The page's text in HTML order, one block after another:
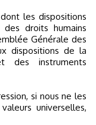
les dispositions
droits humains
Générale des
dispositions de la
des instruments
si nous ne les
universelles,